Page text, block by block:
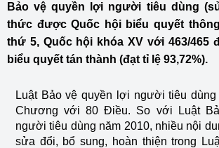
Bảo vệ quyền lợi người tiêu dùng
thức được Quốc hội biểu quyết
thứ 5, Quốc hội khóa XV với 463/465
biểu quyết tán thành (đạt tỉ lệ 93,72%).
Luật Bảo vệ quyền lợi người tiêu
Chương với 80 Điều. So với Luật
người tiêu dùng năm 2010, nhiều nội
sửa đổi, bổ sung, hoàn thiện trong